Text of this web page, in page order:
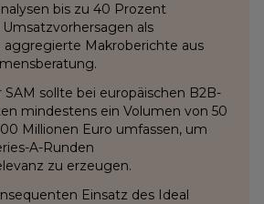
bis zu 40 Prozent
als
aggregierte Makroberichte aus
SAM sollte bei europäischen B2B-
mindestens ein Volumen von 50
Millionen Euro umfassen, um
A-Runden
zu erzeugen.
Einsatz des Ideal